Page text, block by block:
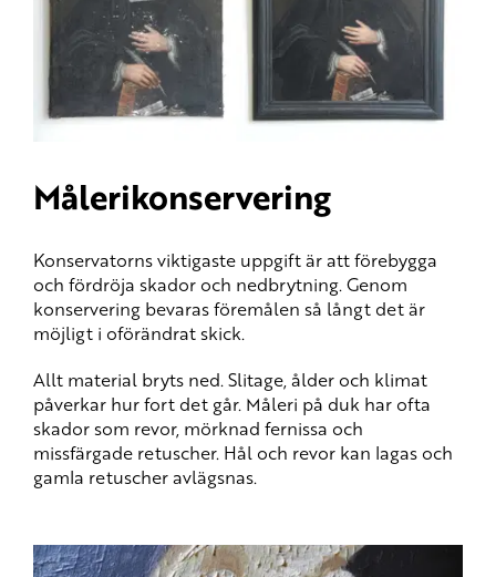
Målerikonservering
Konservatorns viktigaste uppgift är att förebygga
och fördröja skador och nedbrytning. Genom
konservering bevaras föremålen så långt det är
möjligt i oförändrat skick.
Allt material bryts ned. Slitage, ålder och klimat
påverkar hur fort det går. Måleri på duk har ofta
skador som revor, mörknad fernissa och
missfärgade retuscher. Hål och revor kan lagas och
gamla retuscher avlägsnas.